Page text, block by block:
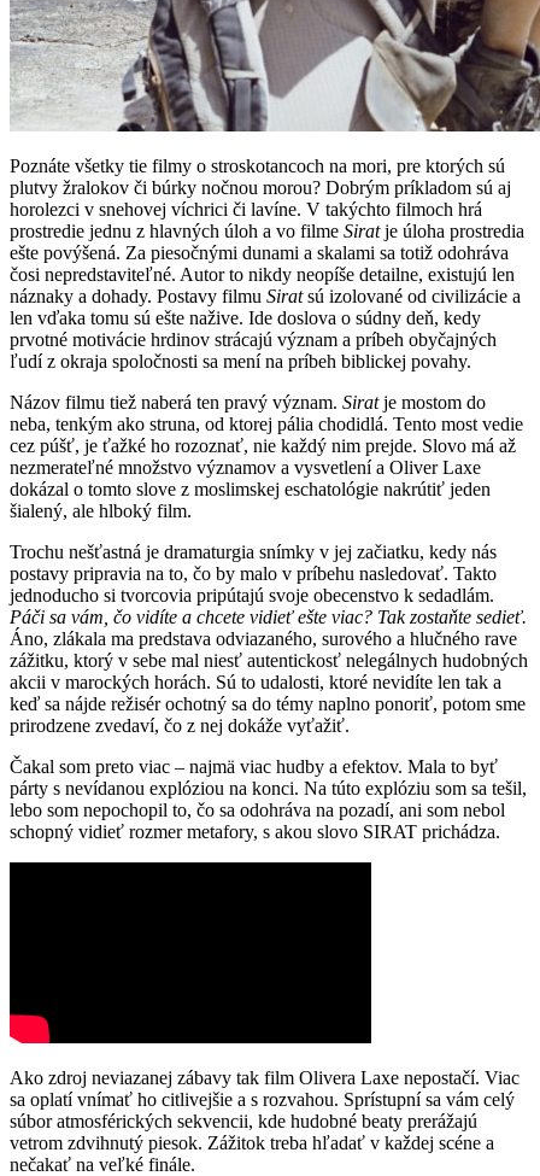
Poznáte všetky tie filmy o stroskotancoch na mori, pre ktorých sú
plutvy žralokov či búrky nočnou morou? Dobrým príkladom sú aj
horolezci v snehovej víchrici či lavíne. V takýchto filmoch hrá
prostredie jednu z hlavných úloh a vo filme Siratje úloha prostredia
ešte povýšená. Za piesočnými dunami a skalami sa totiž odohráva
čosi nepredstaviteľné. Autor to nikdy neopíše detailne, existujú len
náznaky a dohady. Postavy filmu Siratsú izolované od civilizácie a
len vďaka tomu sú ešte nažive. Ide doslova o súdny deň, kedy
prvotné motivácie hrdinov strácajú význam a príbeh obyčajných
ľudí z okraja spoločnosti sa mení na príbeh biblickej povahy.
Názov filmu tiež naberá ten pravý význam. Siratje mostom do
neba, tenkým ako struna, od ktorej pália chodidlá. Tento most vedie
cez púšť, je ťažké ho rozoznať, nie každý nim prejde. Slovo má až
nezmerateľné množstvo významov a vysvetlení a Oliver Laxe
dokázal o tomto slove z moslimskej eschatológie nakrútiť jeden
šialený, ale hlboký film.
Trochu nešťastná je dramaturgia snímky v jej začiatku, kedy nás
postavy pripravia na to, čo by malo v príbehu nasledovať. Takto
jednoducho si tvorcovia pripútajú svoje obecenstvo k sedadlám.
Páči sa vám, čo vidíte a chcete vidieť ešte viac? Tak zostaňte sedieť.
Áno, zlákala ma predstava odviazaného, surového a hlučného rave
zážitku, ktorý v sebe mal niesť autentickosť nelegálnych hudobných
akcii v marockých horách. Sú to udalosti, ktoré nevidíte len tak a
keď sa nájde režisér ochotný sa do témy naplno ponoriť, potom sme
prirodzene zvedaví, čo z nej dokáže vyťažiť.
Čakal som preto viac – najmä viac hudby a efektov. Mala to byť
párty s nevídanou explóziou na konci. Na túto explóziu som sa tešil,
lebo som nepochopil to, čo sa odohráva na pozadí, ani som nebol
schopný vidieť rozmer metafory, s akou slovo SIRAT prichádza.
Ako zdroj neviazanej zábavy tak film Olivera Laxe nepostačí. Viac
sa oplatí vnímať ho citlivejšie a s rozvahou. Sprístupní sa vám celý
súbor atmosférických sekvencii, kde hudobné beaty prerážajú
vetrom zdvihnutý piesok. Zážitok treba hľadať v každej scéne a
nečakať na veľké finále.